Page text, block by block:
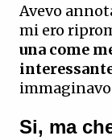
Avevo
mi ero
una come
immaginavo
Si, ma